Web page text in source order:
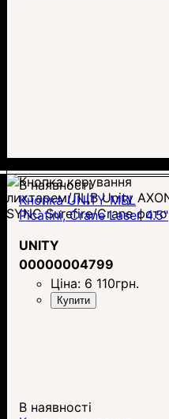
В наявності
Кнопка UNITY MBL
Picatini, Crane Laser 4.5"
UNITY
00000004799
Ціна: 6 110грн.
Купити
В наявності